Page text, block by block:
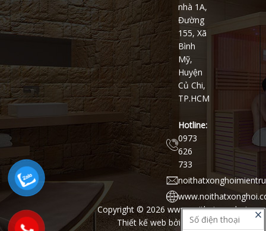
nhà 1A,
Đường
155, Xã
Bình
Mỹ,
Huyện
Củ Chi,
TP.HCM
Hotline:
0973
626
733
Copyright © 2026 www.noithatxonghoi.com
Thiết kế web bởi www.GiaiPhapWeb.vn
close